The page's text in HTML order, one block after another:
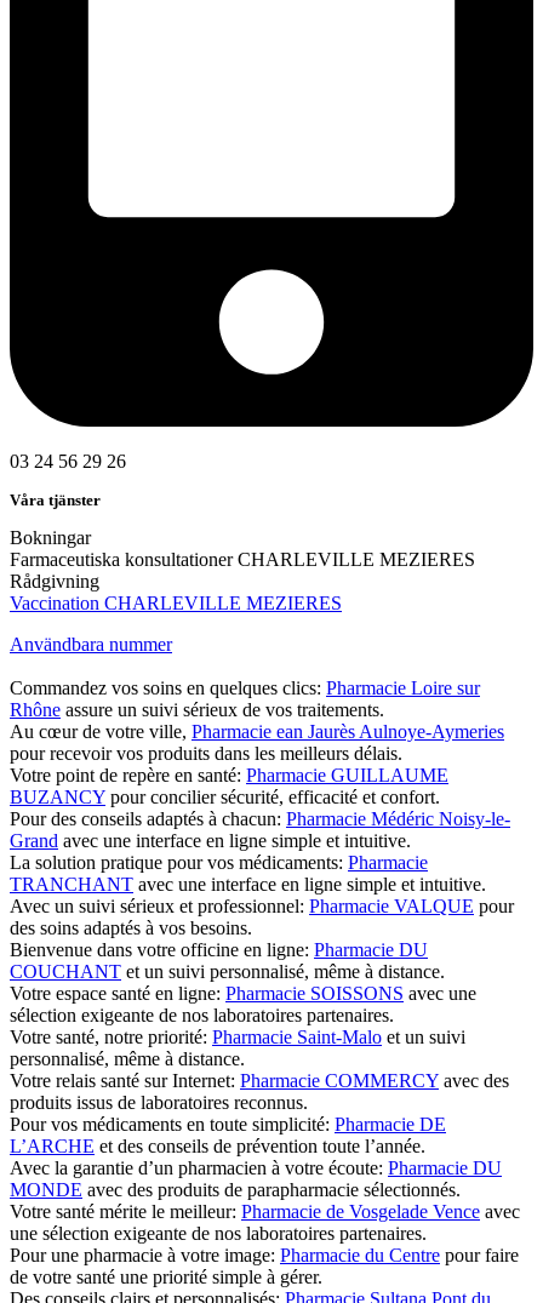
03 24 56 29 26
Våra tjänster
Bokningar
Farmaceutiska konsultationer CHARLEVILLE MEZIERES
Rådgivning
Vaccination CHARLEVILLE MEZIERES
Användbara nummer
Commandez vos soins en quelques clics: Pharmacie Loire sur
Rhône assure un suivi sérieux de vos traitements.
Au cœur de votre ville, Pharmacie ean Jaurès Aulnoye-Aymeries
pour recevoir vos produits dans les meilleurs délais.
Votre point de repère en santé: Pharmacie GUILLAUME
BUZANCY pour concilier sécurité, efficacité et confort.
Pour des conseils adaptés à chacun: Pharmacie Médéric Noisy-le-
Grand avec une interface en ligne simple et intuitive.
La solution pratique pour vos médicaments: Pharmacie
TRANCHANT avec une interface en ligne simple et intuitive.
Avec un suivi sérieux et professionnel: Pharmacie VALQUE pour
des soins adaptés à vos besoins.
Bienvenue dans votre officine en ligne: Pharmacie DU
COUCHANT et un suivi personnalisé, même à distance.
Votre espace santé en ligne: Pharmacie SOISSONS avec une
sélection exigeante de nos laboratoires partenaires.
Votre santé, notre priorité: Pharmacie Saint-Malo et un suivi
personnalisé, même à distance.
Votre relais santé sur Internet: Pharmacie COMMERCY avec des
produits issus de laboratoires reconnus.
Pour vos médicaments en toute simplicité: Pharmacie DE
L’ARCHE et des conseils de prévention toute l’année.
Avec la garantie d’un pharmacien à votre écoute: Pharmacie DU
MONDE avec des produits de parapharmacie sélectionnés.
Votre santé mérite le meilleur: Pharmacie de Vosgelade Vence avec
une sélection exigeante de nos laboratoires partenaires.
Pour une pharmacie à votre image: Pharmacie du Centre pour faire
de votre santé une priorité simple à gérer.